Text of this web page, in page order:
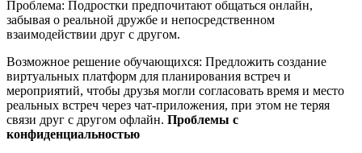
Проблема: Подростки предпочитают общаться онлайн,
забывая о реальной дружбе и непосредственном
взаимодействии друг с другом.
Возможное решение обучающихся: Предложить создание
виртуальных платформ для планирования встреч и
мероприятий, чтобы друзья могли согласовать время и место
реальных встреч через чат-приложения, при этом не теряя
связи друг с другом офлайн. Проблемы с
конфиденциальностью